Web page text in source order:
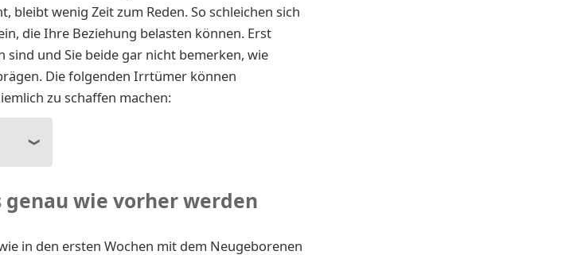
bleibt wenig Zeit zum Reden. So schleichen sich
die Ihre Beziehung belasten können. Erst
sind und Sie beide gar nicht bemerken, wie
Die folgenden Irrtümer können
zu schaffen machen:
genau wie vorher werden
in den ersten Wochen mit dem Neugeborenen